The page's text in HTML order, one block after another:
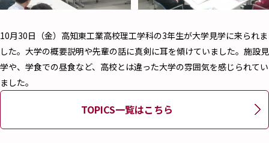
10月30日（金）高知東工業高校理工学科の3年生が大学見学に来られま
した。大学の概要説明や先輩の話に真剣に耳を傾けていました。施設見
学や、学食での昼食など、高校とは違った大学の雰囲気を感じられてい
ました。
TOPICS一覧はこちら